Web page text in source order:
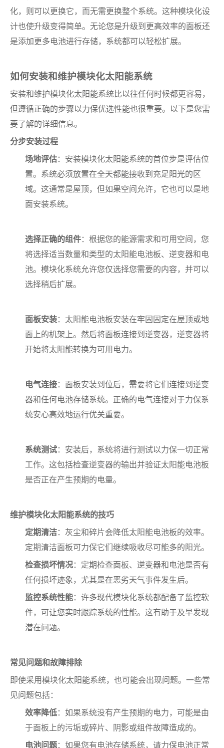
化，则可以更换它，而无需更换整个系统。这种模块化设
计也使升级变得简单。无论您是升级到更高效率的面板还
是添加更多电池进行存储，系统都可以轻松扩展。
如何安装和维护模块化太阳能系统
安装和维护模块化太阳能系统比以往任何时候都更容易，
但遵循正确的步骤以力保优选性能也很重要。以下是您需
要了解的详细信息。
分步安装过程
场地评估：安装模块化太阳能系统的首位步是评估位
置。系统必须放置在全天都能接收到充足阳光的区
域。这通常是屋顶，但如果空间允许，它也可以是地
面安装系统。
选择正确的组件：根据您的能源需求和可用空间，您
将选择适当数量和类型的太阳能电池板、逆变器和电
池。模块化系统允许您仅选择您需要的内容，并可以
选择稍后扩展。
面板安装：太阳能电池板安装在牢固固定在屋顶或地
面上的机架上。然后将面板连接到逆变器，逆变器将
开始将太阳能转换为可用电力。
电气连接：面板安装到位后，需要将它们连接到逆变
器和任何电池存储系统。正确的电气连接对于力保系
统安心高效地运行优关重要。
系统测试：安装后，系统将进行测试以力保一切正常
工作。这包括检查逆变器的输出并验证太阳能电池板
是否正在产生预期的电量。
维护模块化太阳能系统的技巧
定期清洁：灰尘和碎片会降低太阳能电池板的效率。
定期清洁面板可力保它们继续吸收尽可能多的阳光。
检查损坏情况：定期检查面板、逆变器和电池是否有
任何损坏迹象，尤其是在恶劣天气事件发生后。
监控系统性能：许多现代模块化系统都配备了监控软
件，可让您实时跟踪系统的性能。这有助于及早发现
潜在问题。
常见问题和故障排除
即使采用模块化太阳能系统，也可能会出现问题。一些常
见问题包括：
效率降低：如果系统没有产生预期的电力，可能是由
于面板上的污垢或碎片、阴影或组件故障造成的。
电池问题：如果您有电池存储系统，请力保电池正常